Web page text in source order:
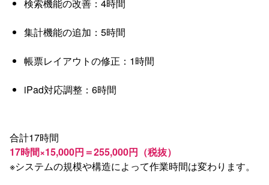
検索機能の改善：4時間
集計機能の追加：5時間
帳票レイアウトの修正：1時間
iPad対応調整：6時間
合計17時間
17時間×15,000円＝255,000円（税抜）
※システムの規模や構造によって作業時間は変わります。